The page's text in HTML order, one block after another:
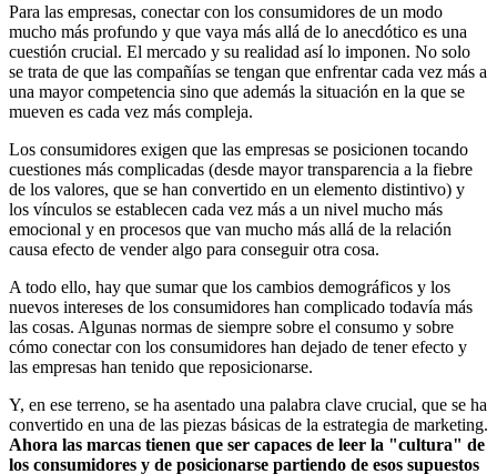
Para las empresas, conectar con los consumidores de un modo
mucho más profundo y que vaya más allá de lo anecdótico es una
cuestión crucial. El mercado y su realidad así lo imponen. No solo
se trata de que las compañías se tengan que enfrentar cada vez más a
una mayor competencia sino que además la situación en la que se
mueven es cada vez más compleja.
Los consumidores exigen que las empresas se posicionen tocando
cuestiones más complicadas (desde mayor transparencia a la fiebre
de los valores, que se han convertido en un elemento distintivo) y
los vínculos se establecen cada vez más a un nivel mucho más
emocional y en procesos que van mucho más allá de la relación
causa efecto de vender algo para conseguir otra cosa.
A todo ello, hay que sumar que los cambios demográficos y los
nuevos intereses de los consumidores han complicado todavía más
las cosas. Algunas normas de siempre sobre el consumo y sobre
cómo conectar con los consumidores han dejado de tener efecto y
las empresas han tenido que reposicionarse.
Y, en ese terreno, se ha asentado una palabra clave crucial, que se ha
convertido en una de las piezas básicas de la estrategia de marketing.
Ahora las marcas tienen que ser capaces de leer la "cultura" de
los consumidores y de posicionarse partiendo de esos supuestos